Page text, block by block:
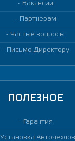
Вакансии
Партнерам
Частые вопросы
Письмо Директору
ПОЛЕЗНОЕ
Гарантия
Установка Авточехлов